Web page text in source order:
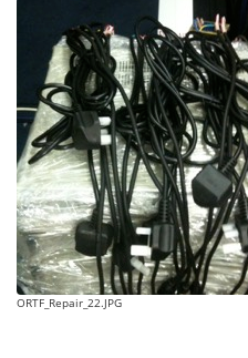
ORTF_Repair_22.JPG